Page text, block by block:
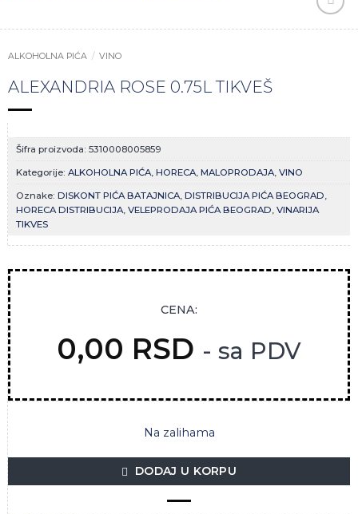
Zaprati
ALKOHOLNA PIĆA / VINO
ALEXANDRIA ROSE 0.75L TIKVEŠ
Šifra proizvoda: 5310008005859
Kategorije: ALKOHOLNA PIĆA, HORECA, MALOPRODAJA, VINO
Oznake: DISKONT PIĆA BATAJNICA, DISTRIBUCIJA PIĆA BEOGRAD,
HORECA DISTRIBUCIJA, VELEPRODAJA PIĆA BEOGRAD, VINARIJA
TIKVES
CENA:
0,00 RSD - sa PDV
Na zalihama
DODAJ U KORPU